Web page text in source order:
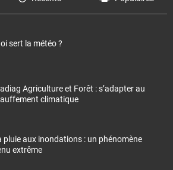
sert la météo ?
Agriculture et Forêt : s’adapter au
climatique
pluie aux inondations : un phénomène
extrême